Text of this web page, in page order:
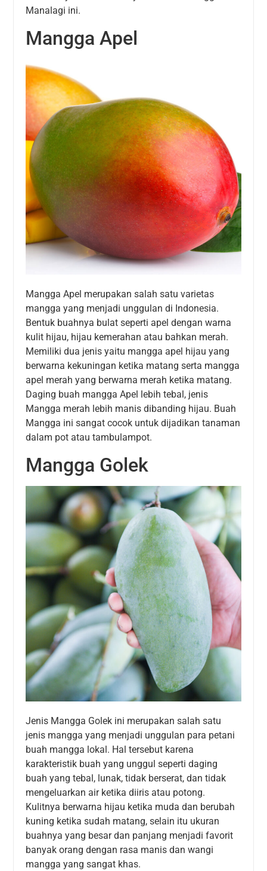
Manalagi ini.
Mangga Apel
Mangga Apel merupakan salah satu varietas
mangga yang menjadi unggulan di Indonesia.
Bentuk buahnya bulat seperti apel dengan warna
kulit hijau, hijau kemerahan atau bahkan merah.
Memiliki dua jenis yaitu mangga apel hijau yang
berwarna kekuningan ketika matang serta mangga
apel merah yang berwarna merah ketika matang.
Daging buah mangga Apel lebih tebal, jenis
Mangga merah lebih manis dibanding hijau. Buah
Mangga ini sangat cocok untuk dijadikan tanaman
dalam pot atau tambulampot.
Mangga Golek
Jenis Mangga Golek ini merupakan salah satu
jenis mangga yang menjadi unggulan para petani
buah mangga lokal. Hal tersebut karena
karakteristik buah yang unggul seperti daging
buah yang tebal, lunak, tidak berserat, dan tidak
mengeluarkan air ketika diiris atau potong.
Kulitnya berwarna hijau ketika muda dan berubah
kuning ketika sudah matang, selain itu ukuran
buahnya yang besar dan panjang menjadi favorit
banyak orang dengan rasa manis dan wangi
mangga yang sangat khas.